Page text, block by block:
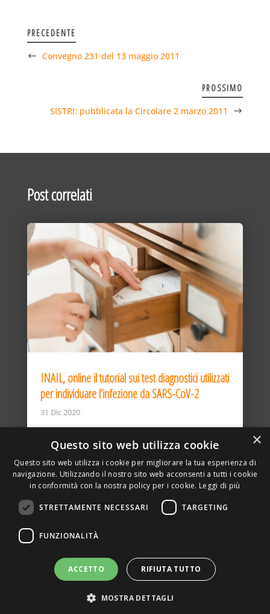
PRECEDENTE
Convegno 231 del 13 maggio 2011
PROSSIMO
SISTRI: pubblicata la Circolare 2 marzo 2011
Post correlati
INAIL, online il tutorial sui test diagnostici utilizzati
per individuare l’infezione da SARS-CoV-2
31 Dic 2020
DELLA TORRE, 15 – 20127 – MILANO – P. IVA
SITO REALIZZATO DA GRAFICAEFOTO WEB AGENCY –
PARTNER SINTEL
×
Questo sito web utilizza cookie
Questo sito web utilizza i cookie per migliorare la tua esperienza di
navigazione. Utilizzando il nostro sito web acconsenti a tutti i cookie
in conformità con la nostra policy per i cookie. Leggi di più
STRETTAMENTE NECESSARI TARGETING
FUNZIONALITÀ
ACCETTO RIFIUTA TUTTO
MOSTRA DETTAGLI